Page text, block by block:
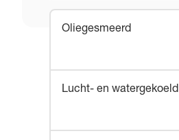
Oliegesmeerd
Lucht- en watergekoeld